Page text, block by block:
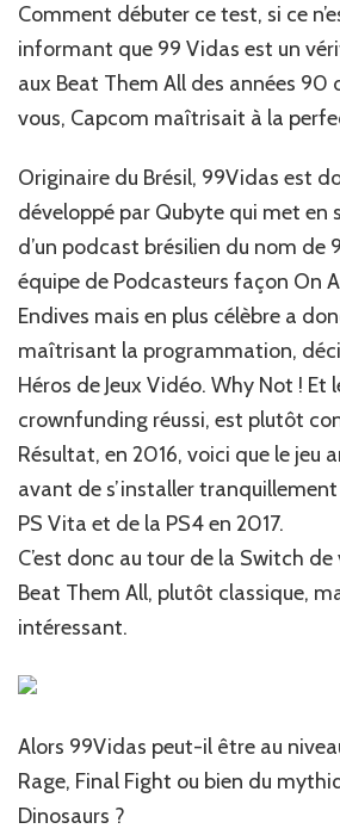
Comment débuter ce test, si ce
informant que 99 Vidas est un
aux Beat Them All des années 90
vous, Capcom maîtrisait à la
Originaire du Brésil, 99Vidas est
développé par Qubyte qui met en
d’un podcast brésilien du nom de
équipe de Podcasteurs façon On
Endives mais en plus célèbre a
maîtrisant la programmation,
Héros de Jeux Vidéo. Why Not ! Et
crownfunding réussi, est plutôt
Résultat, en 2016, voici que le jeu
avant de s’installer
PS Vita et de la PS4 en 2017.
C’est donc au tour de la Switch
Beat Them All, plutôt classique,
intéressant.
Alors 99Vidas peut-il être au
Rage, Final Fight ou bien du
Dinosaurs ?